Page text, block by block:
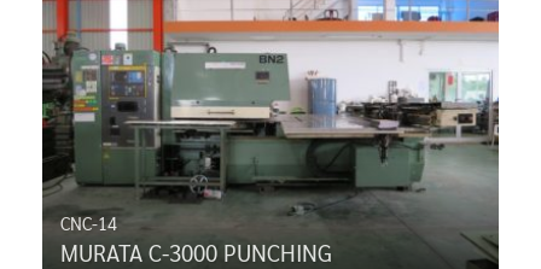
CNC-14
MURATA C-3000 PUNCHING